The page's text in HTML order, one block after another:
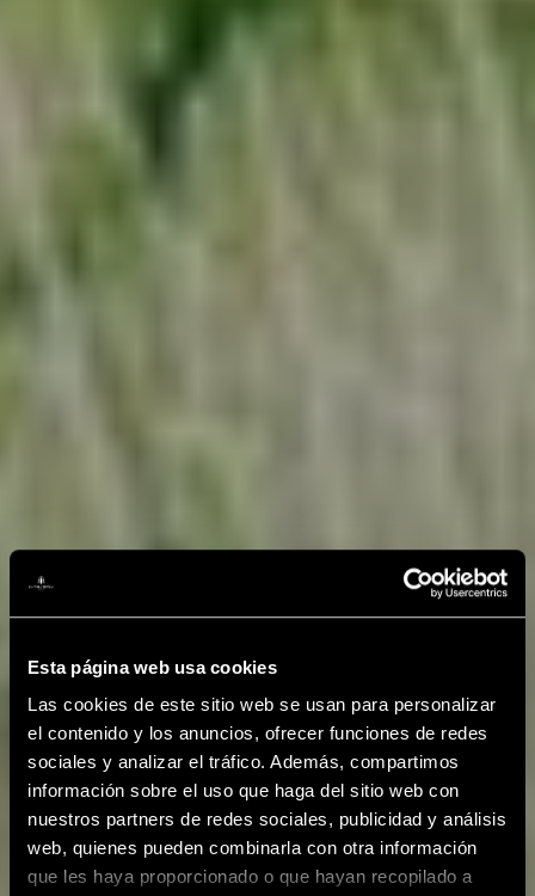
Esta página web usa cookies
Las cookies de este sitio web se usan para personalizar
el contenido y los anuncios, ofrecer funciones de redes
sociales y analizar el tráfico. Además, compartimos
información sobre el uso que haga del sitio web con
nuestros partners de redes sociales, publicidad y análisis
web, quienes pueden combinarla con otra información
que les haya proporcionado o que hayan recopilado a